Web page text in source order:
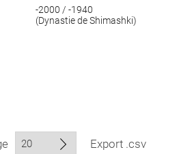
-2000 / -1940
(Dynastie de Shimashki)
Export .csv